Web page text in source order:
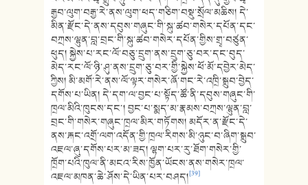
རྒྱབ་ལུག་བརྒྱ་རེ་ནས་ལུག་ཕད་གཅིག་བསྡུ་སྲོལ་མཆིས། དེ་
མིན་རྫོང་དེ་ནས་དབུས་གཞུང་གི་སྐུ་ཚབ་གསེར་དཔོན་དང་
བཀྲས་ལྷུན་བླ་བྲང་གི་སྐུ་ཚབ་གསེར་དཔོན་གྱིས་གྲྭ་བཙུན་
ཕུད། སྐྱེས་པ་རང་ལོ་བཅུ་དྲུག་ནས་དྲུག་ཅུ་བར་དང་བུད་
མེད་རང་ལོ་ཉི་ཤུ་ནས་དྲུག་ཅུ་བར་གྱི་སྐྱེས་ཕོ་མོ་དབྱེར་མེད་
ཀྱིས། མི་མགོ་རེ་ནས་ལོ་ལྟར་གསེར་ཞོ་གང་རེ་འཁྲི་སྒྲུབ་བྱེད་
དགོས་པ་ཡིན། དེ་དག་ལ་བྱང་པ་སྟོད་ཚོ་ནི་དབུས་གཞུང་གི་
ཁྲལ་མིའི་ཁུངས་དང་། བྱང་པ་སྨད་མ་རྣམས་བཀྲས་ལྷུན་བླ་
བྲང་གི་གསེར་གཞུང་ཁྲལ་མིར་གཏོགས། མདོར་ན་རྫོང་དེ་
ནས་རྐང་འགྲོ་ལག་འདོན་གྱི་ཁྲལ་རིགས་མི་ཉུང་བ་ཞིག་སྒྲུབ་
འཇལ་ཞུ་དགོས་པར་མ་ཟད། ལྷག་པར་རུ་ཐོག་གསེར་གྱི་
ཁྲོག་པའི་ཁུལ་ནི་མངའ་རིས་ཁྱོན་ཡོངས་ནས་གསེར་ཁྲལ་
འཇལ་མཁན་ཆེ་ཤོས་དེ་ཡིན་པར་བཤད།[39]